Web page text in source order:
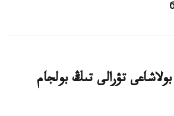
تۋرالى تىڭ بولجام